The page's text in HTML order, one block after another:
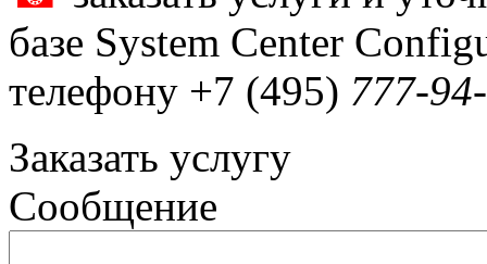
базе System Center
телефону +7 (495) 777-
Заказать услугу
Сообщение